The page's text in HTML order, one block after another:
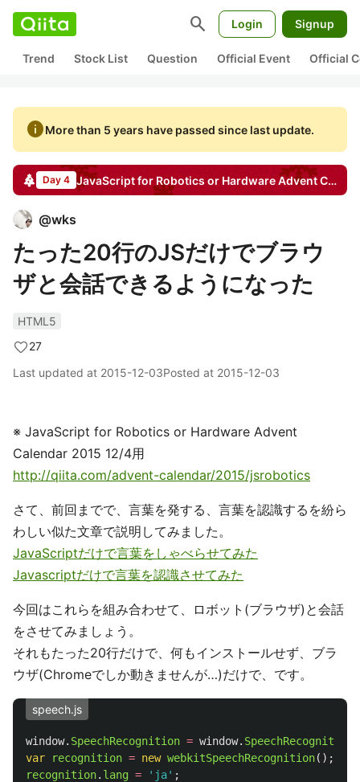
search Login Signup
Trend Stock List Question Official Event Official
infoMore than 5 years have passed since last update.
Day 4 JavaScript for Robotics or HardwareAdvent Calendar
@wks
たった20行のJSだけでブラウ
ザと会話できるようになった
HTML5
27
Last updated at 2015-12-03Posted at 2015-12-03
※ JavaScript for Robotics or Hardware Advent
Calendar 2015 12/4用
http://qiita.com/advent-calendar/2015/jsrobotics
さて、前回までで、言葉を発する、言葉を認識するを紛ら
わしい似た文章で説明してみました。
JavaScriptだけで言葉をしゃべらせてみた
Javascriptだけで言葉を認識させてみた
今回はこれらを組み合わせて、ロボット(ブラウザ)と会話
をさせてみましょう。
それもたった20行だけで、何もインストールせず、ブラ
ウザ(Chromeでしか動きませんが…)だけで、です。
speech.js
window. SpeechRecognition = window. SpeechRecognition
var
recognition = new webkitSpeechRecognition();
recognition. lang = ' ja' ;